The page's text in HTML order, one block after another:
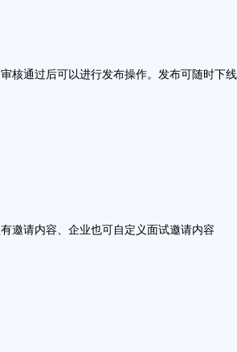
核通过后可以进行发布操作。发布可随时下线
邀请内容、企业也可自定义面试邀请内容